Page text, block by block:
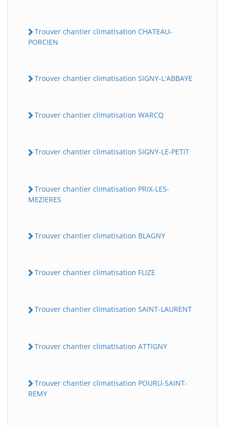
Trouver chantier climatisation CHATEAU-
PORCIEN
Trouver chantier climatisation SIGNY-L'ABBAYE
Trouver chantier climatisation WARCQ
Trouver chantier climatisation SIGNY-LE-PETIT
Trouver chantier climatisation PRIX-LES-
MEZIERES
Trouver chantier climatisation BLAGNY
Trouver chantier climatisation FLIZE
Trouver chantier climatisation SAINT-LAURENT
Trouver chantier climatisation ATTIGNY
Trouver chantier climatisation POURU-SAINT-
REMY